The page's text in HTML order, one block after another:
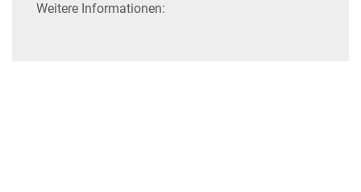
Weitere Informationen: